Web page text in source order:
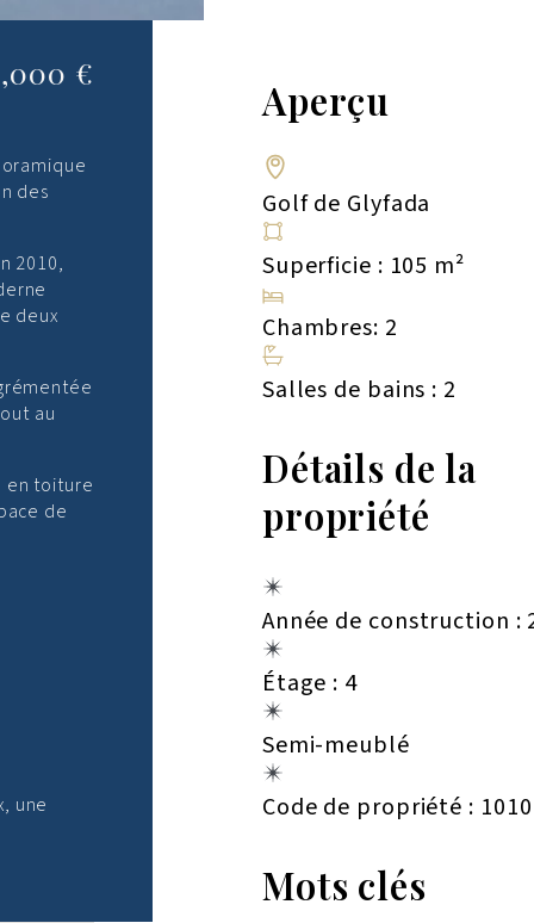
€
des
2010,
deux
au
en toiture
de
une
Aperçu
Golf de Glyfada
Superficie : 105 m²
Chambres: 2
Salles de bains : 2
Détails de la
propriété
Année de construction :
Étage : 4
Semi-meublé
Code de propriété : 1010
Mots clés